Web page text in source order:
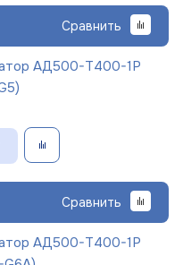
Сравнить
АД500-Т400-1Р
Сравнить
АД500-Т400-1Р